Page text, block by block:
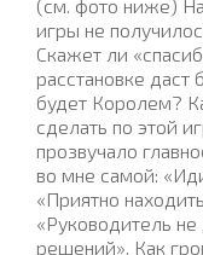
(см. фото ниже)
игры не
Скажет ли
расстановке даст
будет Королем?
сделать по этой
прозвучало
во мне самой:
«Приятно
«Руководитель
решений». Как